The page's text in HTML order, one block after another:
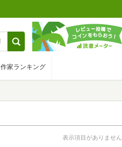
作家ランキング
表示項目がありません